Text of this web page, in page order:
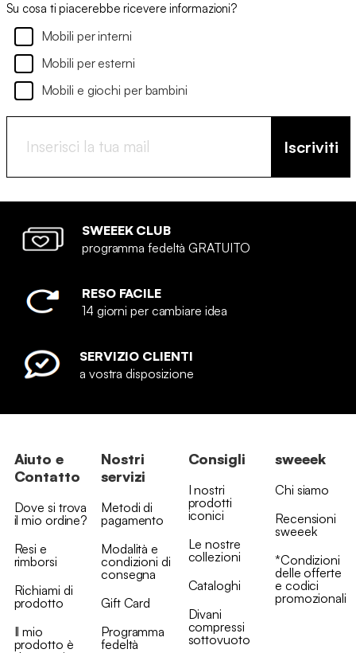
Su cosa ti piacerebbe ricevere informazioni?
Mobili per interni
Mobili per esterni
Mobili e giochi per bambini
Iscriviti
SWEEEK CLUB
programma fedeltà GRATUITO
RESO FACILE
14 giorni per cambiare idea
SERVIZIO CLIENTI
a vostra disposizione
Aiuto e
Contatto
Dove si trova
il mio ordine?
Resi e
rimborsi
Richiami di
prodotto
Il mio
prodotto è
Nostri
servizi
Metodi di
pagamento
Modalità e
condizioni di
consegna
Gift Card
Programma
fedeltà
Consigli
I nostri
prodotti
iconici
Le nostre
collezioni
Cataloghi
Divani
compressi
sottovuoto
sweeek
Chi siamo
Recensioni
sweeek
*Condizioni
delle offerte
e codici
promozionali